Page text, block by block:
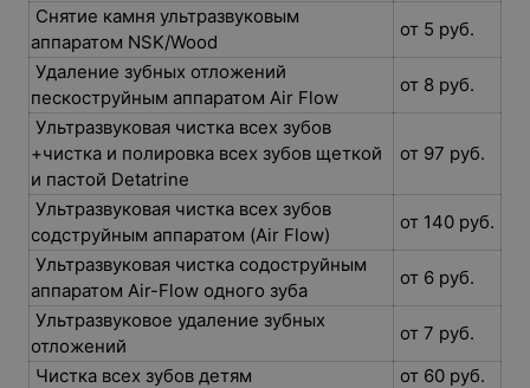
Снятие камня ультразвуковым
аппаратом NSK/Wood
от 5 руб.
Удаление зубных отложений
пескоструйным аппаратом Air Flow
от 8 руб.
Ультразвуковая чистка всех зубов
+чистка и полировка всех зубов щеткой
и пастой Detatrine
от 97 руб.
Ультразвуковая чистка всех зубов
содструйным аппаратом (Air Flow)
от 140 руб.
Ультразвуковая чистка содоструйным
аппаратом Air-Flow одного зуба
от 6 руб.
Ультразвуковое удаление зубных
отложений
от 7 руб.
Чистка всех зубов детям
от 60 руб.